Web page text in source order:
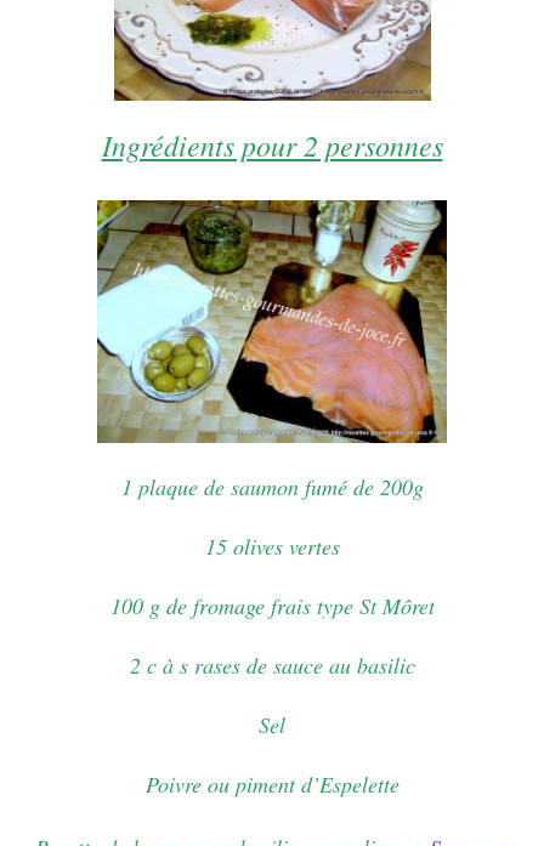
Ingrédients pour 2 personnes
1 plaque de saumon fumé de 200g
15 olives vertes
100 g de fromage frais type St Môret
2 c à s rases de sauce au basilic
Sel
Poivre ou piment d’Espelette